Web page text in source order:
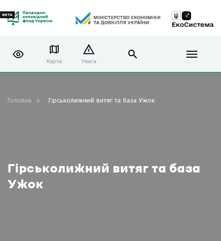
Карта Увага
Гірськолижний витяг та база
Ужок
Головна Гірськолижний витяг та база Ужок